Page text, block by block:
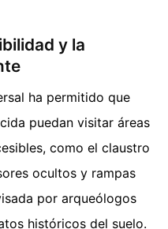
y la
ha permitido que
puedan visitar áreas
como el claustro
ocultos y rampas
por arqueólogos
históricos del suelo.